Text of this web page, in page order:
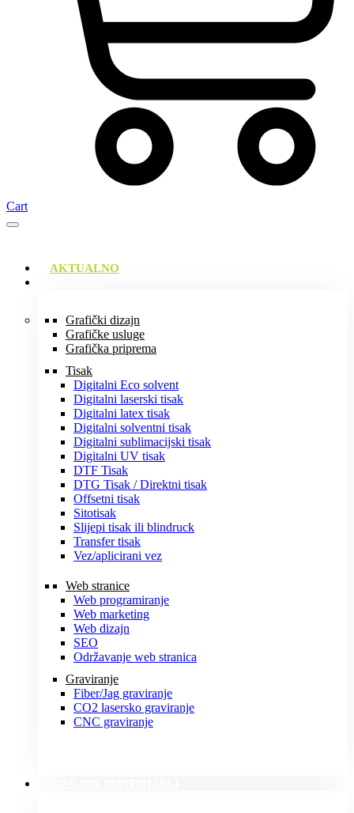
Cart
AKTUALNO
Grafički dizajn
Grafičke usluge
Grafička priprema
Tisak
Digitalni Eco solvent
Digitalni laserski tisak
Digitalni latex tisak
Digitalni solventni tisak
Digitalni sublimacijski tisak
Digitalni UV tisak
DTF Tisak
DTG Tisak / Direktni tisak
Offsetni tisak
Sitotisak
Slijepi tisak ili blindruck
Transfer tisak
Vez/aplicirani vez
Web stranice
Web programiranje
Web marketing
Web dizajn
SEO
Održavanje web stranica
Graviranje
Fiber/Jag graviranje
CO2 lasersko graviranje
CNC graviranje